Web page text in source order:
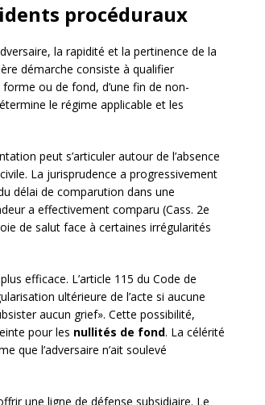
procéduraux
la rapidité et la pertinence de la
démarche consiste à qualifier
forme ou de fond, d’une fin de non-
le régime applicable et les
peut s’articuler autour de l’absence
La jurisprudence a progressivement
délai de comparution dans une
a effectivement comparu (Cass. 2e
de salut face à certaines irrégularités
efficace. L’article 115 du Code de
ultérieure de l’acte si aucune
aucun grief». Cette possibilité,
pour les nullités de fond. La célérité
que l’adversaire n’ait soulevé
une ligne de défense subsidiaire. Le